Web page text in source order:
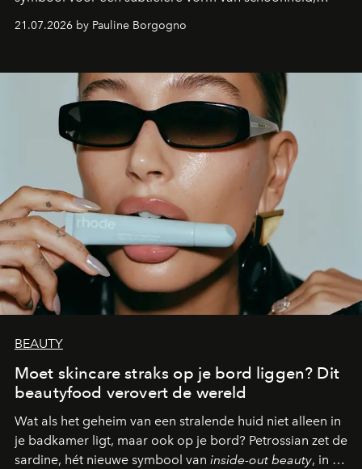
waarin zelfvertrouwen belangrijker is dan een overvloed
aan make-up.
21.07.2026 by Pauline Borgogno
BEAUTY
Moet skincare straks op je bord liggen? Dit
beautyfood verovert de wereld
Wat als het geheim van een stralende huid niet alleen in
je badkamer ligt, maar ook op je bord? Petrossian zet de
sardine, hét nieuwe symbool van inside-out beauty, in de